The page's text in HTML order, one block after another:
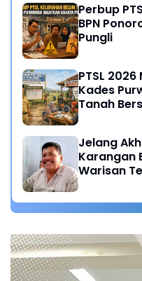
Perbup
BPN
Pungli
PTSL
Kades
Tanah
Jelang
Karangan
Warisan